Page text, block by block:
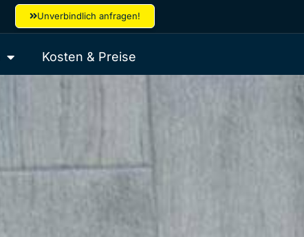
Unverbindlich anfragen!
Kosten & Preise